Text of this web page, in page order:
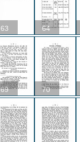
63 64
69 70